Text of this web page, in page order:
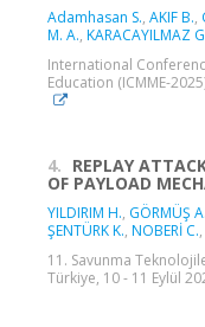
Adamhasan S., AKIF B.,
M. A., KARACAYILMAZ
International
Education (ICMME-
4. REPLAY
OF PAYLOAD
YILDIRIM H., GÖRMÜŞ
ŞENTÜRK K., NOBERİ C.,
11. Savunma
Türkiye, 10 - 11 Eylül